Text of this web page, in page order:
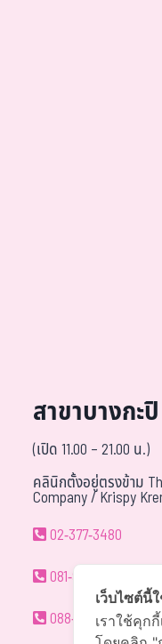
สาขาบางกะปิ
(เปิด 11.00 – 21.00 น.)
คลินิกตั้งอยู่ตรงข้าม
Company / Krispy
02-377-3480
081-940-9595
088-088-0294
เว็บไซต์นี้
เราใช้คุก